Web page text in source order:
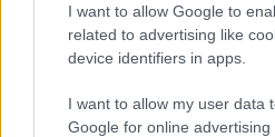
I want to allow Google to
related to advertising like
device identifiers in apps.
I want to allow my user data
Google for online advertising